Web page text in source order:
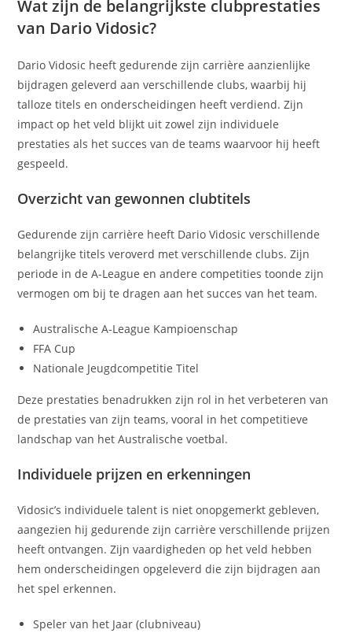
Wat zijn de belangrijkste clubprestaties
van Dario Vidosic?
Dario Vidosic heeft gedurende zijn carrière aanzienlijke
bijdragen geleverd aan verschillende clubs, waarbij hij
talloze titels en onderscheidingen heeft verdiend. Zijn
impact op het veld blijkt uit zowel zijn individuele
prestaties als het succes van de teams waarvoor hij heeft
gespeeld.
Overzicht van gewonnen clubtitels
Gedurende zijn carrière heeft Dario Vidosic verschillende
belangrijke titels veroverd met verschillende clubs. Zijn
periode in de A-League en andere competities toonde zijn
vermogen om bij te dragen aan het succes van het team.
Australische A-League Kampioenschap
FFA Cup
Nationale Jeugdcompetitie Titel
Deze prestaties benadrukken zijn rol in het verbeteren van
de prestaties van zijn teams, vooral in het competitieve
landschap van het Australische voetbal.
Individuele prijzen en erkenningen
Vidosic’s individuele talent is niet onopgemerkt gebleven,
aangezien hij gedurende zijn carrière verschillende prijzen
heeft ontvangen. Zijn vaardigheden op het veld hebben
hem onderscheidingen opgeleverd die zijn bijdragen aan
het spel erkennen.
Speler van het Jaar (clubniveau)